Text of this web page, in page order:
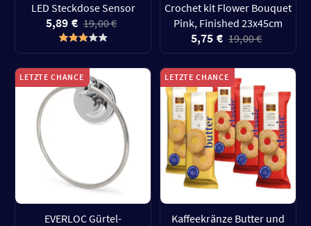
LED Steckdose Sensor
5,89 € 19,00 €
Crochet kit Flower Bouquet
Pink, Finished 23x45cm
5,75 € 19,00 €
LETZTE CHANCE
EVERLOC Gürtel-
LETZTE CHANCE
Kaffeekränze Butter und